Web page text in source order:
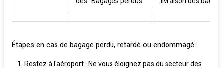
Étapes en cas de bagage perdu, retardé ou endommagé :
Restez à l'aéroport : Ne vous éloignez pas du secteur des